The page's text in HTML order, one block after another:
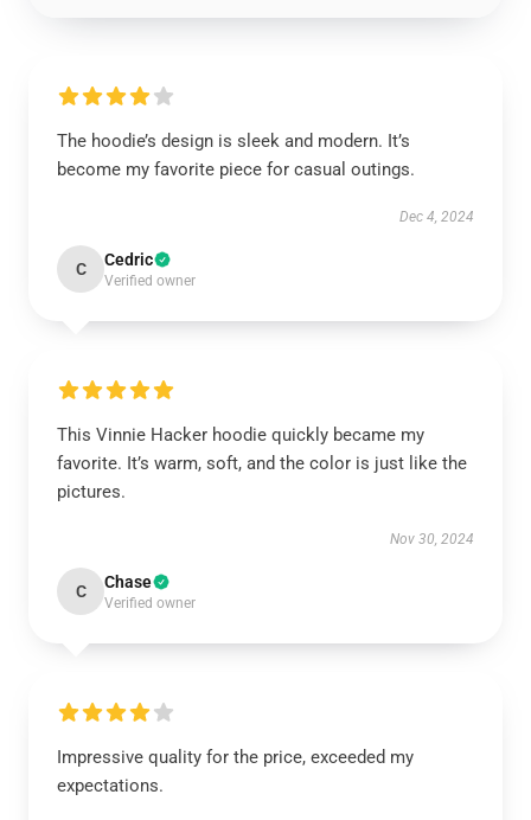
The hoodie’s design is sleek and modern. It’s
become my favorite piece for casual outings.
Dec 4, 2024
C Cedric
Verified owner
This Vinnie Hacker hoodie quickly became my
favorite. It’s warm, soft, and the color is just like the
pictures.
Nov 30, 2024
C Chase
Verified owner
Impressive quality for the price, exceeded my
expectations.